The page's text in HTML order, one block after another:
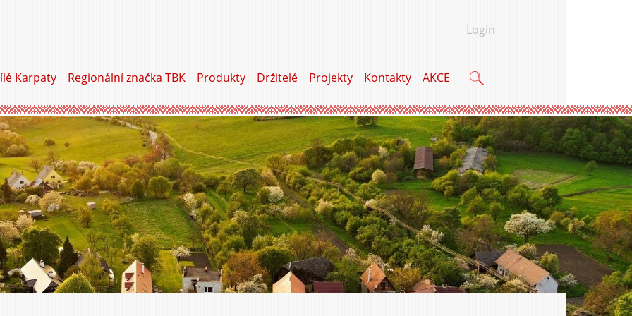
Login
Karpaty Regionální značka TBK Produkty Držitelé Projekty Kontakty AKCE